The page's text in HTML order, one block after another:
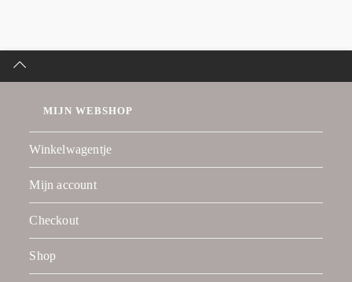
MIJN WEBSHOP
Winkelwagentje
Mijn account
Checkout
Shop